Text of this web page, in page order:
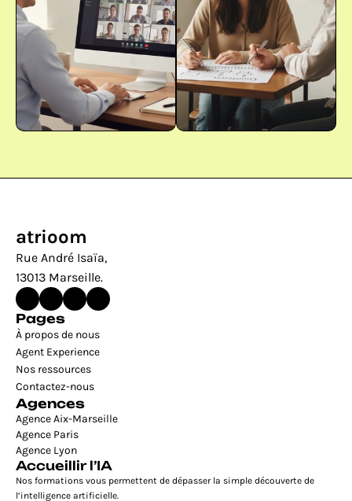
atrioom
Rue André Isaïa,
13013 Marseille.
Pages
À propos de nous
Agent Experience
Nos ressources
Contactez-nous
Agences
Agence Aix-Marseille
Agence Paris
Agence Lyon
Accueillir l’IA
Nos formations vous permettent de dépasser la simple découverte de
l’intelligence artificielle.